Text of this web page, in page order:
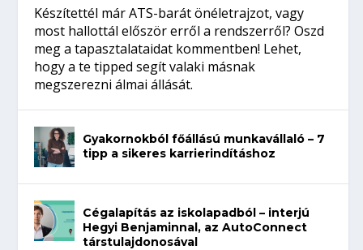
Készítettél már ATS-barát önéletrajzot, vagy
most hallottál először erről a rendszerről? Oszd
meg a tapasztalataidat kommentben! Lehet,
hogy a te tipped segít valaki másnak
megszerezni álmai állását.
Gyakornokból főállású munkavállaló – 7
tipp a sikeres karrierindításhoz
Cégalapítás az iskolapadból – interjú
Hegyi Benjaminnal, az AutoConnect
társtulajdonosával